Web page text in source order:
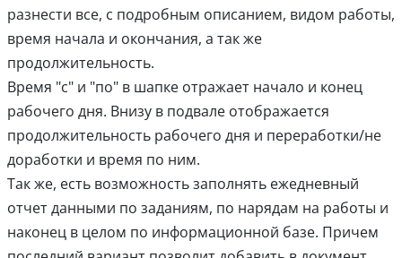
разнести все, с подробным описанием, видом работы,
время начала и окончания, а так же
продолжительность.
Время "с" и "по" в шапке отражает начало и конец
рабочего дня. Внизу в подвале отображается
продолжительность рабочего дня и переработки/не
доработки и время по ним.
Так же, есть возможность заполнять ежедневный
отчет данными по заданиям, по нарядам на работы и
наконец в целом по информационной базе. Причем